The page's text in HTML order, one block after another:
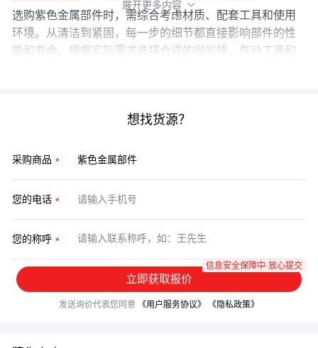
选购紫色金属部件时，需综合考虑材质、配套工具和使用
环境。从清洁到紧固，每一步的细节都直接影响部件的性
能和寿命。根据实际需求选择合适的抛光蜡、气动工具和
展开更多内容 
想找货源？
采购商品
您的电话
您的称呼
立即获取报价
信息安全保障中·放心提交
发送询价代表您同意 《用户服务协议》 《隐私政策》